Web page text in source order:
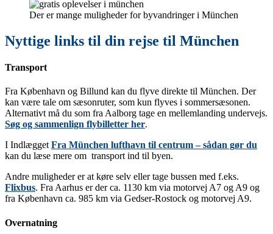
Der er mange muligheder for byvandringer i München
Nyttige links til din rejse til München
Transport
Fra København og Billund kan du flyve direkte til München. Der
kan være tale om sæsonruter, som kun flyves i sommersæsonen.
Alternativt må du som fra Aalborg tage en mellemlanding undervejs.
Søg og sammenlign flybilletter her.
I Indlægget Fra München lufthavn til centrum – sådan gør du
kan du læse mere om transport ind til byen.
Andre muligheder er at køre selv eller tage bussen med f.eks.
Flixbus. Fra Aarhus er der ca. 1130 km via motorvej A7 og A9 og
fra København ca. 985 km via Gedser-Rostock og motorvej A9.
Overnatning